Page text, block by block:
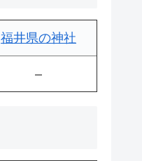
福井県の神社
–